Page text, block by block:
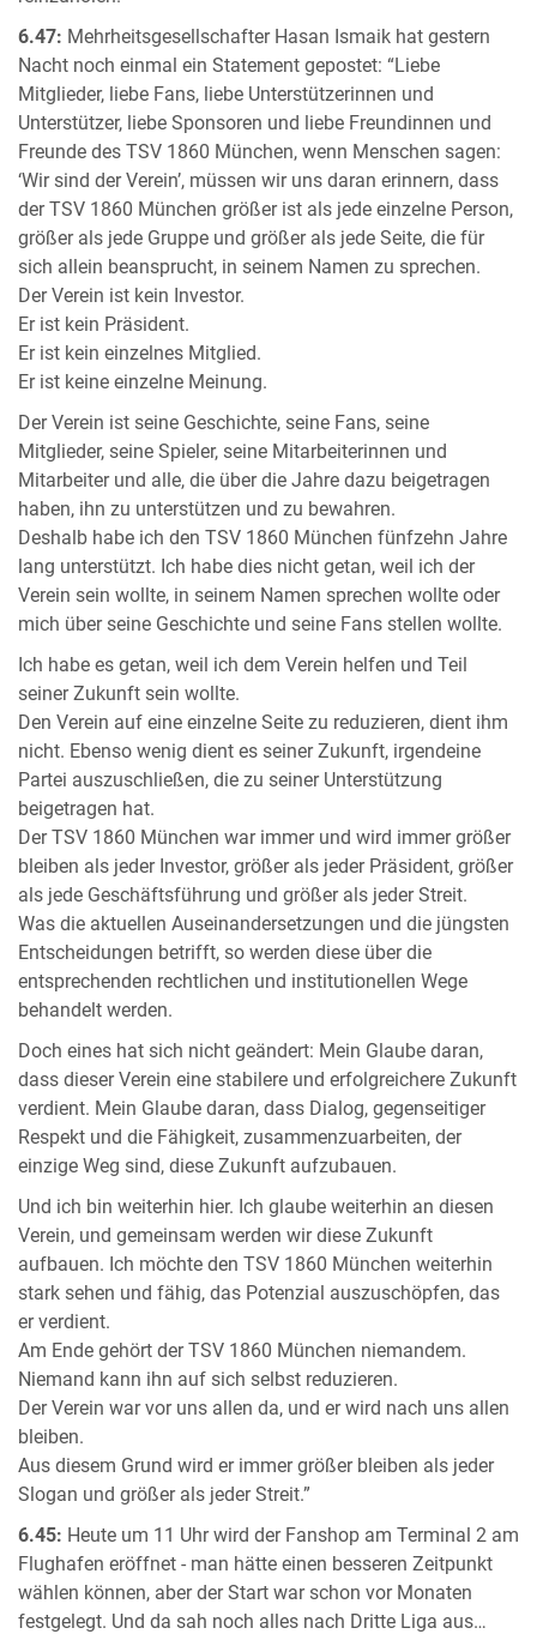
6.47: Mehrheitsgesellschafter Hasan Ismaik hat gestern
Nacht noch einmal ein Statement gepostet: “Liebe
Mitglieder, liebe Fans, liebe Unterstützerinnen und
Unterstützer, liebe Sponsoren und liebe Freundinnen und
Freunde des TSV 1860 München, wenn Menschen sagen:
‘Wir sind der Verein’, müssen wir uns daran erinnern, dass
der TSV 1860 München größer ist als jede einzelne Person,
größer als jede Gruppe und größer als jede Seite, die für
sich allein beansprucht, in seinem Namen zu sprechen.
Der Verein ist kein Investor.
Er ist kein Präsident.
Er ist kein einzelnes Mitglied.
Er ist keine einzelne Meinung.
Der Verein ist seine Geschichte, seine Fans, seine
Mitglieder, seine Spieler, seine Mitarbeiterinnen und
Mitarbeiter und alle, die über die Jahre dazu beigetragen
haben, ihn zu unterstützen und zu bewahren.
Deshalb habe ich den TSV 1860 München fünfzehn Jahre
lang unterstützt. Ich habe dies nicht getan, weil ich der
Verein sein wollte, in seinem Namen sprechen wollte oder
mich über seine Geschichte und seine Fans stellen wollte.
Ich habe es getan, weil ich dem Verein helfen und Teil
seiner Zukunft sein wollte.
Den Verein auf eine einzelne Seite zu reduzieren, dient ihm
nicht. Ebenso wenig dient es seiner Zukunft, irgendeine
Partei auszuschließen, die zu seiner Unterstützung
beigetragen hat.
Der TSV 1860 München war immer und wird immer größer
bleiben als jeder Investor, größer als jeder Präsident, größer
als jede Geschäftsführung und größer als jeder Streit.
Was die aktuellen Auseinandersetzungen und die jüngsten
Entscheidungen betrifft, so werden diese über die
entsprechenden rechtlichen und institutionellen Wege
behandelt werden.
Doch eines hat sich nicht geändert: Mein Glaube daran,
dass dieser Verein eine stabilere und erfolgreichere Zukunft
verdient. Mein Glaube daran, dass Dialog, gegenseitiger
Respekt und die Fähigkeit, zusammenzuarbeiten, der
einzige Weg sind, diese Zukunft aufzubauen.
Und ich bin weiterhin hier. Ich glaube weiterhin an diesen
Verein, und gemeinsam werden wir diese Zukunft
aufbauen. Ich möchte den TSV 1860 München weiterhin
stark sehen und fähig, das Potenzial auszuschöpfen, das
er verdient.
Am Ende gehört der TSV 1860 München niemandem.
Niemand kann ihn auf sich selbst reduzieren.
Der Verein war vor uns allen da, und er wird nach uns allen
bleiben.
Aus diesem Grund wird er immer größer bleiben als jeder
Slogan und größer als jeder Streit.”
6.45: Heute um 11 Uhr wird der Fanshop am Terminal 2 am
Flughafen eröffnet - man hätte einen besseren Zeitpunkt
wählen können, aber der Start war schon vor Monaten
festgelegt. Und da sah noch alles nach Dritte Liga aus…